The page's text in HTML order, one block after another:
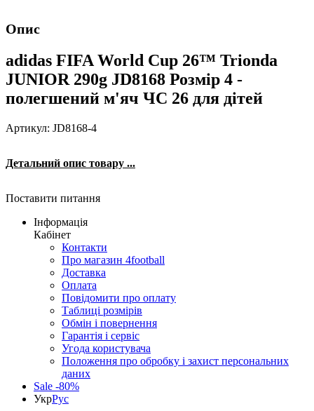
Опис
adidas FIFA World Cup 26™ Trionda
JUNIOR 290g JD8168 Розмір 4 -
полегшений м'яч ЧС 26 для дітей
Артикул: JD8168-4
Детальний опис товару ...
Поставити питання
Інформація
Кабінет
Контакти
Про магазин 4football
Доставка
Оплата
Повідомити про оплату
Таблиці розмірів
Обмін і повернення
Гарантія і сервіс
Угода користувача
Положення про обробку і захист персональних
даних
Sale -80%
УкрРус